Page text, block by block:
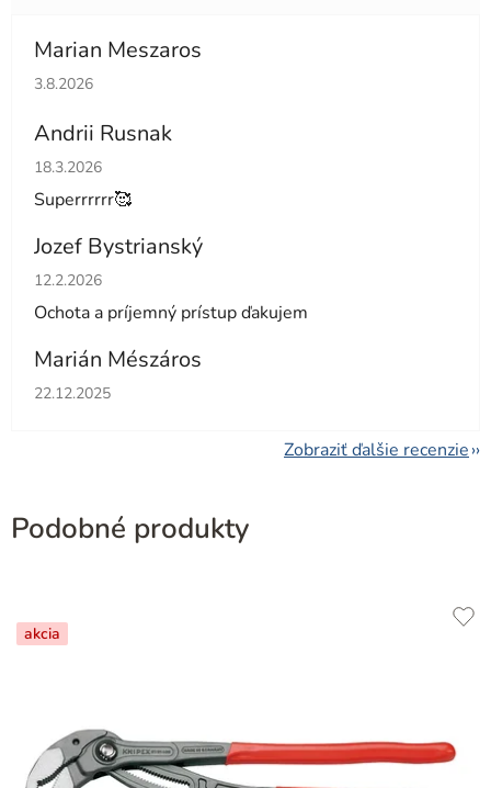
Marian Meszaros
Hodnotenie obchodu je 5 z 5 hviezdičiek.
3.8.2026
Andrii Rusnak
Hodnotenie obchodu je 5 z 5 hviezdičiek.
18.3.2026
Superrrrrr🥰
Jozef Bystrianský
Hodnotenie obchodu je 5 z 5 hviezdičiek.
12.2.2026
Ochota a príjemný prístup ďakujem
Marián Mészáros
Hodnotenie obchodu je 5 z 5 hviezdičiek.
22.12.2025
Zobraziť ďalšie recenzie
Podobné produkty
akcia